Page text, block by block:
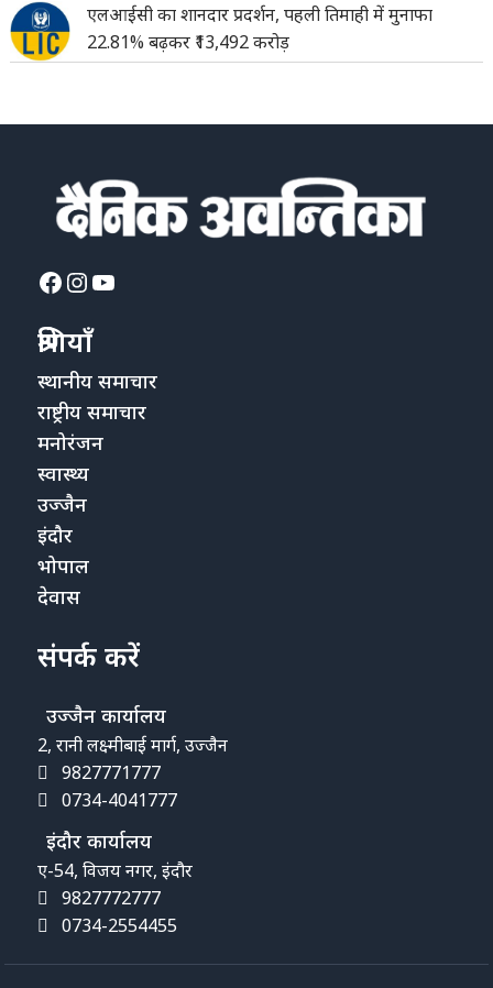
एलआईसी का शानदार प्रदर्शन, पहली तिमाही में मुनाफा
22.81% बढ़कर ₹13,492 करोड़
Facebook
Instagram
YouTube
श्रेणियाँ
स्थानीय समाचार
राष्ट्रीय समाचार
मनोरंजन
स्वास्थ्य
उज्जैन
इंदौर
भोपाल
देवास
संपर्क करें
उज्जैन कार्यालय
2, रानी लक्ष्मीबाई मार्ग, उज्जैन
9827771777
0734-4041777
इंदौर कार्यालय
ए-54, विजय नगर, इंदौर
9827772777
0734-2554455